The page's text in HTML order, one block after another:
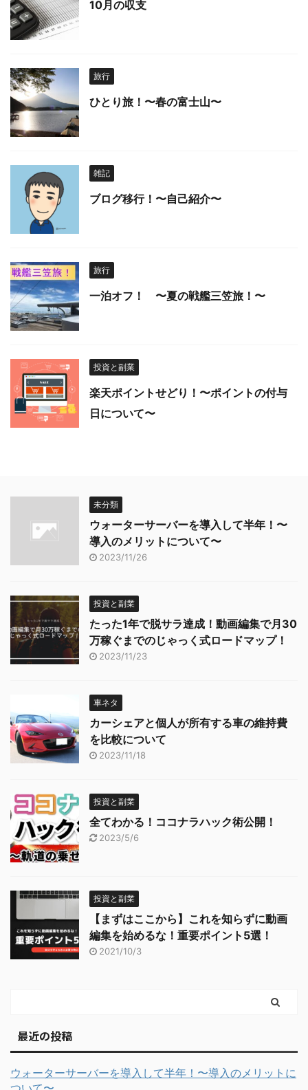
10月の収支
旅行
ひとり旅！〜春の富士山〜
雑記
ブログ移行！〜自己紹介〜
旅行
一泊オフ！ 〜夏の戦艦三笠旅！〜
投資と副業
楽天ポイントせどり！〜ポイントの付与
日について〜
未分類
ウォーターサーバーを導入して半年！〜
導入のメリットについて〜
2023/11/26
投資と副業
たった1年で脱サラ達成！動画編集で月30
万稼ぐまでのじゃっく式ロードマップ！
2023/11/23
車ネタ
カーシェアと個人が所有する車の維持費
を比較について
2023/11/18
投資と副業
全てわかる！ココナラハック術公開！
2023/5/6
投資と副業
【まずはここから】これを知らずに動画
編集を始めるな！重要ポイント5選！
2021/10/3
最近の投稿
ウォーターサーバーを導入して半年！〜導入のメリットに